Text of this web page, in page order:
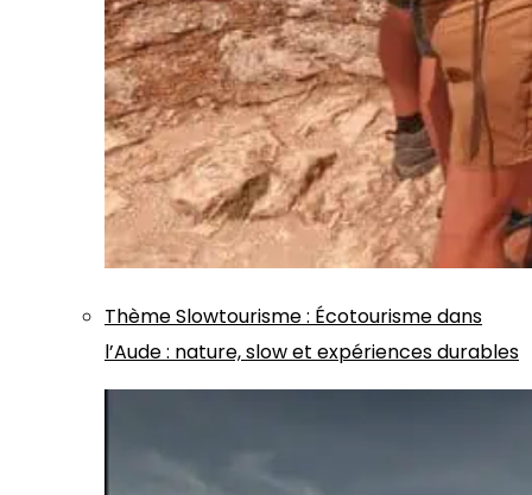
ThèmeSlowtourisme: Écotourisme dans
l’Aude : nature, slow et expériences durables